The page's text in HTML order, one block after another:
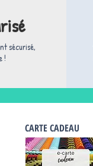
sécurisé,
!
CARTE CADEAU